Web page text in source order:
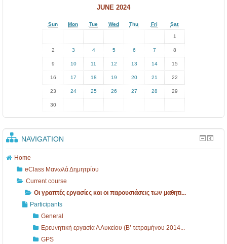
JUNE 2024
Sun Mon Tue Wed Thu Fri Sat
1
2 3 4 5 6 7 8
9 10 11 12 13 14 15
16 17 18 19 20 21 22
23 24 25 26 27 28 29
30
NAVIGATION
Home
eClass Μανωλά Δημητρίου
Current course
Οι γραπτές εργασίες και οι παρουσιάσεις των μαθητι...
Participants
General
Ερευνητική εργασία Α Λυκείου (Β’ τετραμήνου 2014...
GPS